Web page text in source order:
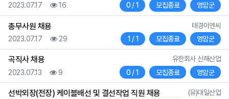
지역영암군
상태모집종료
채용인원
0 / 1
등록일
2023.07.17 조회
16
등록자
태경이엔씨
총무사원 채용
지역영암군
상태모집종료
채용인원
1 / 1
등록일
2023.07.17 조회
29
등록자
유한회사 신해산업
곡직사 채용
지역영암군
상태모집종료
채용인원
0 / 1
등록일
2023.07.13 조회
9
등록자
(유)대일산업
선박외장(전장) 케이블배선 및 결선작업 직원 채용